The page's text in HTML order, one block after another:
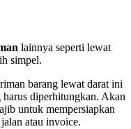
lainnya seperti lewat
simpel.
barang lewat darat ini
diperhitungkan. Akan
untuk mempersiapkan
atau invoice.